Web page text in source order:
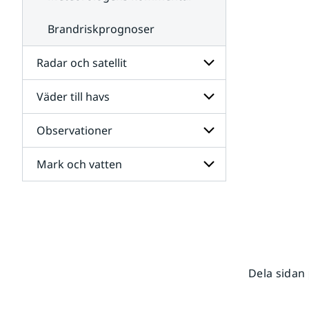
Brandriskprognoser
Radar och satellit
Undersidor
för
Radar
och
satellit
Väder till havs
Undersidor
för
Väder
till
havs
Observationer
Undersidor
för
Mark och vatten
Dela sidan